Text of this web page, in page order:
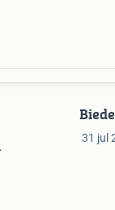
31 jul